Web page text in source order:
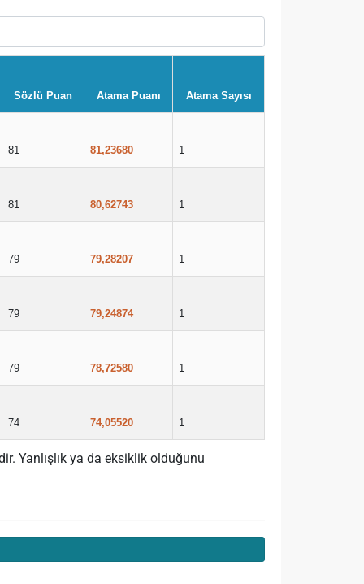
Sözlü Puan Atama Puanı Atama Sayısı
81 81,23680 1
81 80,62743 1
79 79,28207 1
79 79,24874 1
79 78,72580 1
74 74,05520 1
Yanlışlık ya da eksiklik olduğunu